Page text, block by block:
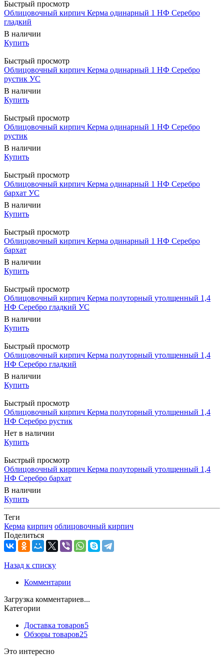
Быстрый просмотр
Облицовочный кирпич Керма одинарный 1 НФ Серебро
гладкий
В наличии
Купить
Быстрый просмотр
Облицовочный кирпич Керма одинарный 1 НФ Серебро
рустик УС
В наличии
Купить
Быстрый просмотр
Облицовочный кирпич Керма одинарный 1 НФ Серебро
рустик
В наличии
Купить
Быстрый просмотр
Облицовочный кирпич Керма одинарный 1 НФ Серебро
бархат УС
В наличии
Купить
Быстрый просмотр
Облицовочный кирпич Керма одинарный 1 НФ Серебро
бархат
В наличии
Купить
Быстрый просмотр
Облицовочный кирпич Керма полуторный утолщенный 1,4
НФ Серебро гладкий УС
В наличии
Купить
Быстрый просмотр
Облицовочный кирпич Керма полуторный утолщенный 1,4
НФ Серебро гладкий
В наличии
Купить
Быстрый просмотр
Облицовочный кирпич Керма полуторный утолщенный 1,4
НФ Серебро рустик
Нет в наличии
Купить
Быстрый просмотр
Облицовочный кирпич Керма полуторный утолщенный 1,4
НФ Серебро бархат
В наличии
Купить
Теги
Керма кирпич облицовочный кирпич
Поделиться
Назад к списку
Комментарии
Загрузка комментариев...
Категории
Доставка товаров5
Обзоры товаров25
Это интересно